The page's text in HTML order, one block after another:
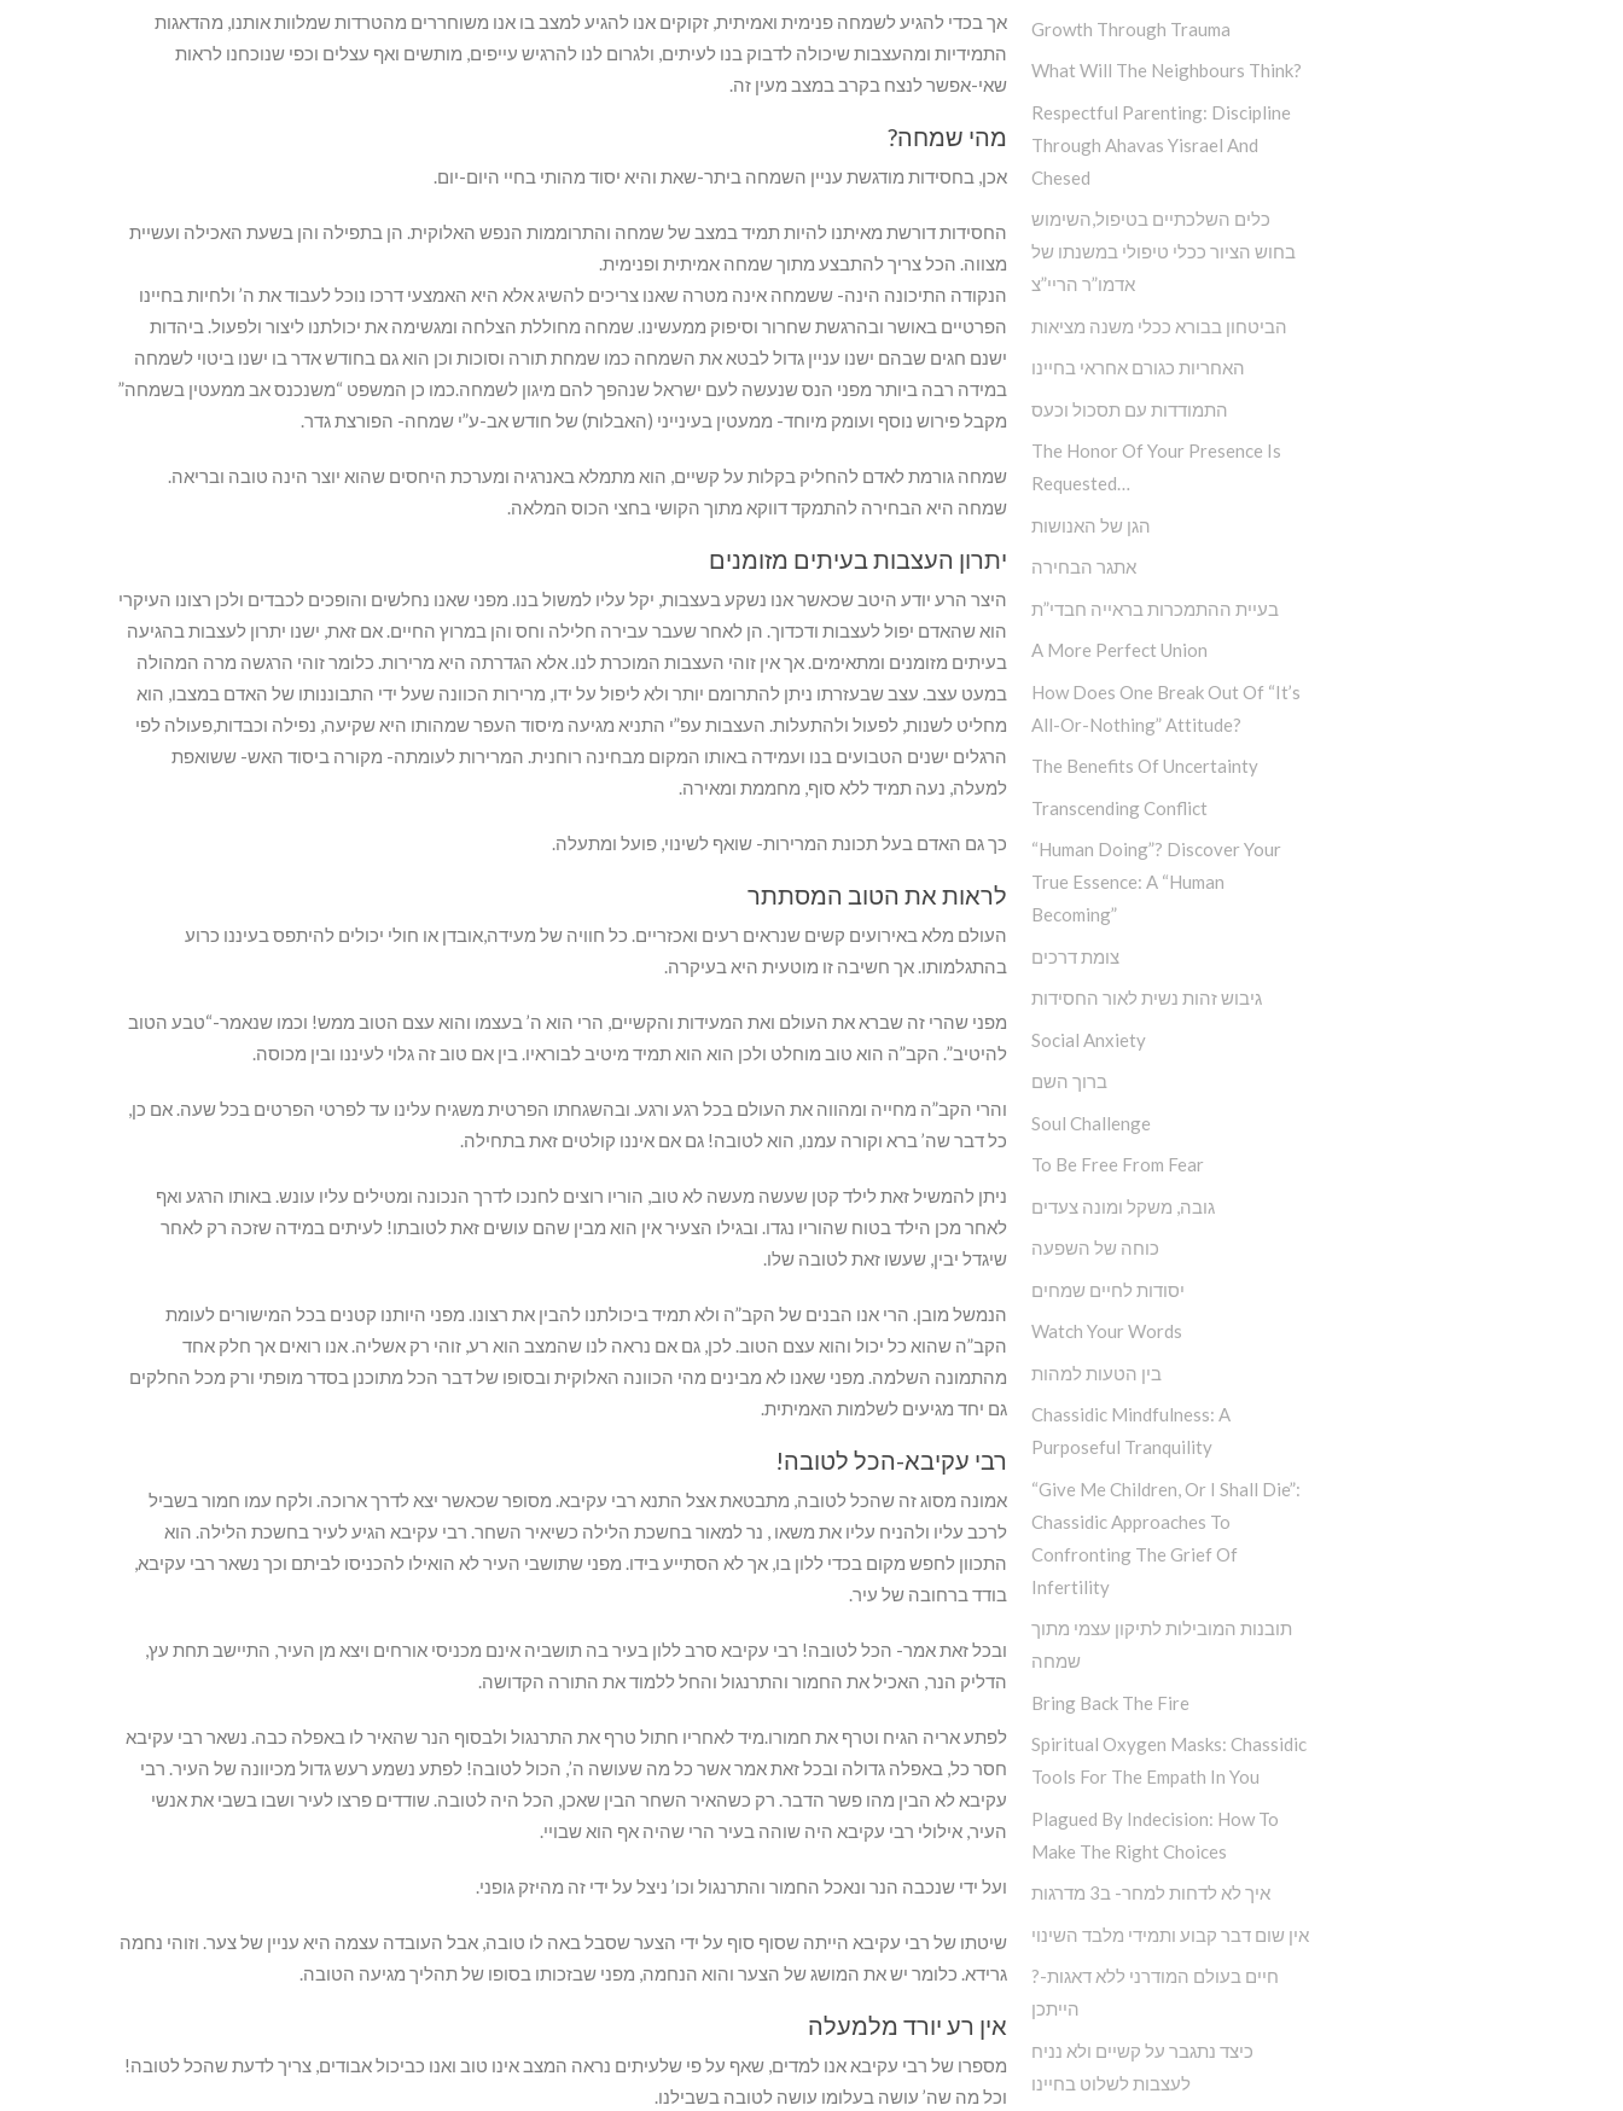
אך בכדי להגיע לשמחה פנימית ואמיתית, זקוקים אנו להגיע למצב בו אנו משוחררים מהטרדות שמלוות אותנו, מהדאגות
התמידיות ומהעצבות שיכולה לדבוק בנו לעיתים, ולגרום לנו להרגיש עייפים, מותשים ואף עצלים וכפי שנוכחנו לראות
שאי-אפשר לנצח בקרב במצב מעין זה.
מהי שמחה?
אכן, בחסידות מודגשת עניין השמחה ביתר-שאת והיא יסוד מהותי בחיי היום-יום.
החסידות דורשת מאיתנו להיות תמיד במצב של שמחה והתרוממות הנפש האלוקית. הן בתפילה והן בשעת האכילה ועשיית
מצווה. הכל צריך להתבצע מתוך שמחה אמיתית ופנימית.
הנקודה התיכונה הינה- ששמחה אינה מטרה שאנו צריכים להשיג אלא היא האמצעי דרכו נוכל לעבוד את ה’ ולחיות בחיינו
הפרטיים באושר ובהרגשת שחרור וסיפוק ממעשינו. שמחה מחוללת הצלחה ומגשימה את יכולתנו ליצור ולפעול. ביהדות
ישנם חגים שבהם ישנו עניין גדול לבטא את השמחה כמו שמחת תורה וסוכות וכן הוא גם בחודש אדר בו ישנו ביטוי לשמחה
במידה רבה ביותר מפני הנס שנעשה לעם ישראל שנהפך להם מיגון לשמחה.כמו כן המשפט “משנכנס אב ממעטין בשמחה”
מקבל פירוש נוסף ועומק מיוחד- ממעטין בעינייני (האבלות) של חודש אב-ע”י שמחה- הפורצת גדר.
שמחה גורמת לאדם להחליק בקלות על קשיים, הוא מתמלא באנרגיה ומערכת היחסים שהוא יוצר הינה טובה ובריאה.
שמחה היא הבחירה להתמקד דווקא מתוך הקושי בחצי הכוס המלאה.
יתרון העצבות בעיתים מזומנים
היצר הרע יודע היטב שכאשר אנו נשקע בעצבות, יקל עליו למשול בנו. מפני שאנו נחלשים והופכים לכבדים ולכן רצונו העיקרי
הוא שהאדם יפול לעצבות ודכדוך. הן לאחר שעבר עבירה חלילה וחס והן במרוץ החיים. אם זאת, ישנו יתרון לעצבות בהגיעה
בעיתים מזומנים ומתאימים. אך אין זוהי העצבות המוכרת לנו. אלא הגדרתה היא מרירות. כלומר זוהי הרגשה מרה המהולה
במעט עצב. עצב שבעזרתו ניתן להתרומם יותר ולא ליפול על ידו, מרירות הכוונה שעל ידי התבוננותו של האדם במצבו, הוא
מחליט לשנות, לפעול ולהתעלות. העצבות עפ”י התניא מגיעה מיסוד העפר שמהותו היא שקיעה, נפילה וכבדות,פעולה לפי
הרגלים ישנים הטבועים בנו ועמידה באותו המקום מבחינה רוחנית. המרירות לעומתה- מקורה ביסוד האש- ששואפת
למעלה, נעה תמיד ללא סוף, מחממת ומאירה.
כך גם האדם בעל תכונת המרירות- שואף לשינוי, פועל ומתעלה.
לראות את הטוב המסתתר
העולם מלא באירועים קשים שנראים רעים ואכזריים. כל חוויה של מעידה,אובדן או חולי יכולים להיתפס בעיננו כרוע
בהתגלמותו. אך חשיבה זו מוטעית היא בעיקרה.
מפני שהרי זה שברא את העולם ואת המעידות והקשיים, הרי הוא ה’ בעצמו והוא עצם הטוב ממש! וכמו שנאמר-“טבע הטוב
להיטיב”. הקב”ה הוא טוב מוחלט ולכן הוא הוא תמיד מיטיב לבוראיו. בין אם טוב זה גלוי לעיננו ובין מכוסה.
והרי הקב”ה מחייה ומהווה את העולם בכל רגע ורגע. ובהשגחתו הפרטית משגיח עלינו עד לפרטי הפרטים בכל שעה. אם כן,
כל דבר שה’ ברא וקורה עמנו, הוא לטובה! גם אם איננו קולטים זאת בתחילה.
ניתן להמשיל זאת לילד קטן שעשה מעשה לא טוב, הוריו רוצים לחנכו לדרך הנכונה ומטילים עליו עונש. באותו הרגע ואף
לאחר מכן הילד בטוח שהוריו נגדו. ובגילו הצעיר אין הוא מבין שהם עושים זאת לטובתו! לעיתים במידה שזכה רק לאחר
שיגדל יבין, שעשו זאת לטובה שלו.
הנמשל מובן. הרי אנו הבנים של הקב”ה ולא תמיד ביכולתנו להבין את רצונו. מפני היותנו קטנים בכל המישורים לעומת
הקב”ה שהוא כל יכול והוא עצם הטוב. לכן, גם אם נראה לנו שהמצב הוא רע, זוהי רק אשליה. אנו רואים אך חלק אחד
מהתמונה השלמה. מפני שאנו לא מבינים מהי הכוונה האלוקית ובסופו של דבר הכל מתוכנן בסדר מופתי ורק מכל החלקים
גם יחד מגיעים לשלמות האמיתית.
רבי עקיבא-הכל לטובה!
אמונה מסוג זה שהכל לטובה, מתבטאת אצל התנא רבי עקיבא. מסופר שכאשר יצא לדרך ארוכה. ולקח עמו חמור בשביל
לרכב עליו ולהניח עליו את משאו , נר למאור בחשכת הלילה כשיאיר השחר. רבי עקיבא הגיע לעיר בחשכת הלילה. הוא
התכוון לחפש מקום בכדי ללון בו, אך לא הסתייע בידו. מפני שתושבי העיר לא הואילו להכניסו לביתם וכך נשאר רבי עקיבא,
בודד ברחובה של עיר.
ובכל זאת אמר- הכל לטובה! רבי עקיבא סרב ללון בעיר בה תושביה אינם מכניסי אורחים ויצא מן העיר, התיישב תחת עץ,
הדליק הנר, האכיל את החמור והתרנגול והחל ללמוד את התורה הקדושה.
לפתע אריה הגיח וטרף את חמורו.מיד לאחריו חתול טרף את התרנגול ולבסוף הנר שהאיר לו באפלה כבה. נשאר רבי עקיבא
חסר כל, באפלה גדולה ובכל זאת אמר אשר כל מה שעושה ה’, הכול לטובה! לפתע נשמע רעש גדול מכיוונה של העיר. רבי
עקיבא לא הבין מהו פשר הדבר. רק כשהאיר השחר הבין שאכן, הכל היה לטובה. שודדים פרצו לעיר ושבו בשבי את אנשי
העיר, אילולי רבי עקיבא היה שוהה בעיר הרי שהיה אף הוא שבויי.
ועל ידי שנכבה הנר ונאכל החמור והתרנגול וכו’ ניצל על ידי זה מהיזק גופני.
שיטתו של רבי עקיבא הייתה שסוף סוף על ידי הצער שסבל באה לו טובה, אבל העובדה עצמה היא עניין של צער. וזוהי נחמה
גרידא. כלומר יש את המושג של הצער והוא הנחמה, מפני שבזכותו בסופו של תהליך מגיעה הטובה.
אין רע יורד מלמעלה
מספרו של רבי עקיבא אנו למדים, שאף על פי שלעיתים נראה המצב אינו טוב ואנו כביכול אבודים, צריך לדעת שהכל לטובה!
וכל מה שה’ עושה בעלומו עושה לטובה בשבילנו.
Growth Through Trauma
What Will The Neighbours Think?
Respectful Parenting: Discipline
Through Ahavas Yisrael And
Chesed
כלים השלכתיים בטיפול,השימוש
בחוש הציור ככלי טיפולי במשנתו של
אדמו”ר הריי”צ
הביטחון בבורא ככלי משנה מציאות
האחריות כגורם אחראי בחיינו
התמודדות עם תסכול וכעס
The Honor Of Your Presence Is
Requested…
הגן של האנושות
אתגר הבחירה
בעיית ההתמכרות בראייה חבדי”ת
A More Perfect Union
How Does One Break Out Of “It’s
All-Or-Nothing” Attitude?
The Benefits Of Uncertainty
Transcending Conflict
“Human Doing”? Discover Your
True Essence: A “Human
Becoming”
צומת דרכים
גיבוש זהות נשית לאור החסידות
Social Anxiety
ברוך השם
Soul Challenge
To Be Free From Fear
גובה, משקל ומונה צעדים
כוחה של השפעה
יסודות לחיים שמחים
Watch Your Words
בין הטעות למהות
Chassidic Mindfulness: A
Purposeful Tranquility
“Give Me Children, Or I Shall Die”:
Chassidic Approaches To
Confronting The Grief Of
Infertility
תובנות המובילות לתיקון עצמי מתוך
שמחה
Bring Back The Fire
Spiritual Oxygen Masks: Chassidic
Tools For The Empath In You
Plagued By Indecision: How To
Make The Right Choices
איך לא לדחות למחר- ב3 מדרגות
אין שום דבר קבוע ותמידי מלבד השינוי
?חיים בעולם המודרני ללא דאגות-
הייתכן
כיצד נתגבר על קשיים ולא נניח
לעצבות לשלוט בחיינו